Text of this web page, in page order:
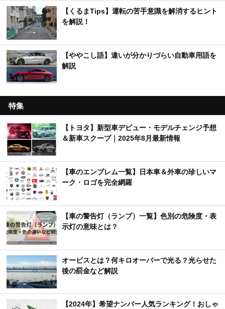
【くるまTips】運転の苦手意識を解消するヒント
を解説！
【ややこし語】違いが分かりづらい自動車用語を
解説
特集
【トヨタ】新型車デビュー・モデルチェンジ予想
＆新車スクープ｜2025年8月最新情報
【車のエンブレム一覧】日本車＆外車の珍しいマ
ーク・ロゴを完全網羅
【車の警告灯（ランプ）一覧】色別の危険度・表
示灯の意味とは？
オービスとは？何キロオーバーで光る？光らせた
後の罰金など解説
【2024年】希望ナンバー人気ランキング！おしゃ